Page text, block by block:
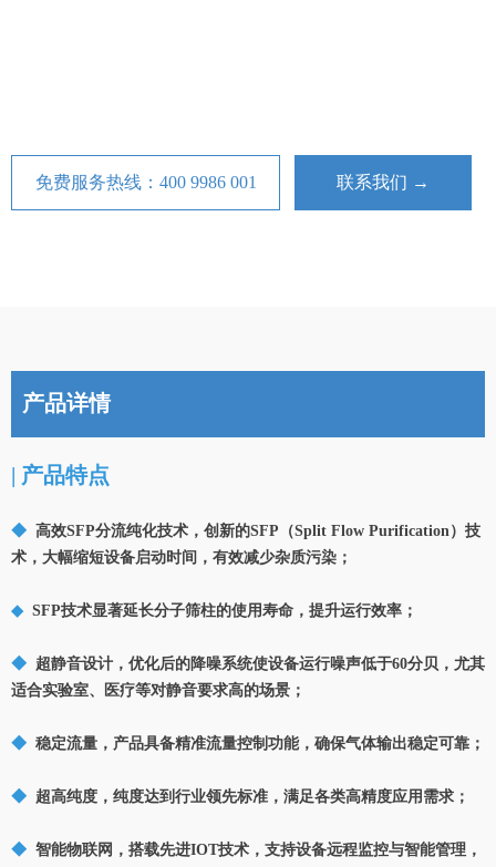
| 产品特点
◆ 高效SFP分流纯化技术，创新的SFP（Split Flow Purification）技
术，大幅缩短设备启动时间，有效减少杂质污染；
◆ SFP技术显著延长分子筛柱的使用寿命，提升运行效率；
◆ 超静音设计，优化后的降噪系统使设备运行噪声低于60分贝，尤其
适合实验室、医疗等对静音要求高的场景；
◆ 稳定流量，产品具备精准流量控制功能，确保气体输出稳定可靠；
◆ 超高纯度，纯度达到行业领先标准，满足各类高精度应用需求；
◆ 智能物联网，搭载先进IOT技术，支持设备远程监控与智能管理，
产品详情
免费服务热线：400 9986 001 联系我们 →